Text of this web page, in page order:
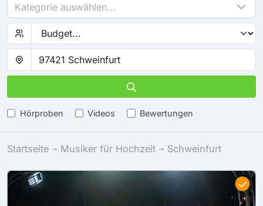
Kategorie auswählen...
Hörproben Videos Bewertungen
Startseite Musiker für Hochzeit Schweinfurt